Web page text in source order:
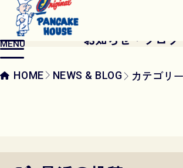
MENU
NEWS &
お知らせ・ブログ
HOME NEWS & BLOG カテゴリ